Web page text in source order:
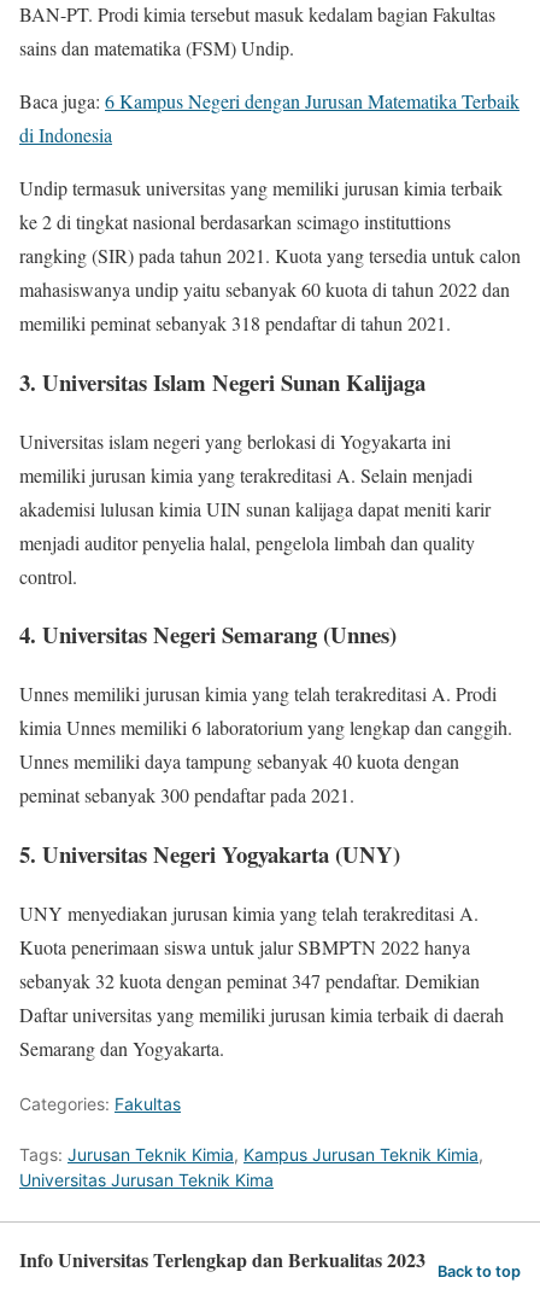
BAN-PT. Prodi kimia tersebut masuk kedalam bagian Fakultas
sains dan matematika (FSM) Undip.
Baca juga: 6 Kampus Negeri dengan Jurusan Matematika Terbaik
di Indonesia
Undip termasuk universitas yang memiliki jurusan kimia terbaik
ke 2 di tingkat nasional berdasarkan scimago instituttions
rangking (SIR) pada tahun 2021. Kuota yang tersedia untuk calon
mahasiswanya undip yaitu sebanyak 60 kuota di tahun 2022 dan
memiliki peminat sebanyak 318 pendaftar di tahun 2021.
3. Universitas Islam Negeri Sunan Kalijaga
Universitas islam negeri yang berlokasi di Yogyakarta ini
memiliki jurusan kimia yang terakreditasi A. Selain menjadi
akademisi lulusan kimia UIN sunan kalijaga dapat meniti karir
menjadi auditor penyelia halal, pengelola limbah dan quality
control.
4. Universitas Negeri Semarang (Unnes)
Unnes memiliki jurusan kimia yang telah terakreditasi A. Prodi
kimia Unnes memiliki 6 laboratorium yang lengkap dan canggih.
Unnes memiliki daya tampung sebanyak 40 kuota dengan
peminat sebanyak 300 pendaftar pada 2021.
5. Universitas Negeri Yogyakarta (UNY)
UNY menyediakan jurusan kimia yang telah terakreditasi A.
Kuota penerimaan siswa untuk jalur SBMPTN 2022 hanya
sebanyak 32 kuota dengan peminat 347 pendaftar. Demikian
Daftar universitas yang memiliki jurusan kimia terbaik di daerah
Semarang dan Yogyakarta.
Categories: Fakultas
Tags: Jurusan Teknik Kimia, Kampus Jurusan Teknik Kimia,
Universitas Jurusan Teknik Kima
Info Universitas Terlengkap dan Berkualitas 2023 Back to top